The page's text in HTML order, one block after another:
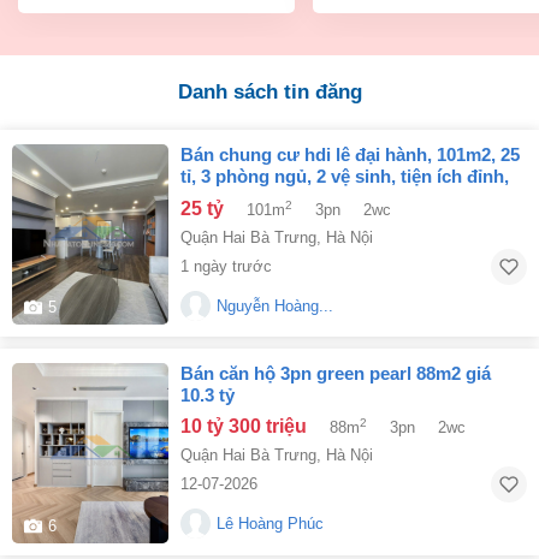
Danh sách tin đăng
5
bán chung cư hdi lê đại hành, 101m2, 25
tỉ, 3 phòng ngủ, 2 vệ sinh, tiện ích đỉnh,
nội thất đẹp
25 tỷ 101m2 3pn
2wc
Quận Hai Bà Trưng, Hà Nội
1 ngày trước
Nguyễn Hoàng...
6
bán căn hộ 3pn green pearl 88m2 giá
10.3 tỷ
10 tỷ 300 triệu 88m2 3pn
2wc
Quận Hai Bà Trưng Hà Nội
12-07-2026
Lê Hoàng Phúc